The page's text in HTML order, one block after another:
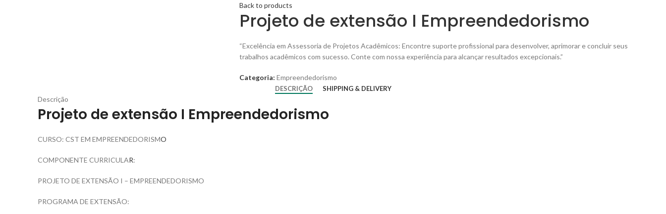
Back to products
Projeto de extensão I Empreendedorismo
“Excelência em Assessoria de Projetos Acadêmicos: Encontre suporte profissional para desenvolver, aprimorar e concluir seus
trabalhos acadêmicos com sucesso. Conte com nossa experiência para alcançar resultados excepcionais.”
Categoria: Empreendedorismo
DESCRIÇÃO SHIPPING & DELIVERY
Descrição
Projeto de extensão I Empreendedorismo
CURSO: CST EM EMPREENDEDORISMO
COMPONENTE CURRICULAR:
PROJETO DE EXTENSÃO I – EMPREENDEDORISMO
PROGRAMA DE EXTENSÃO: